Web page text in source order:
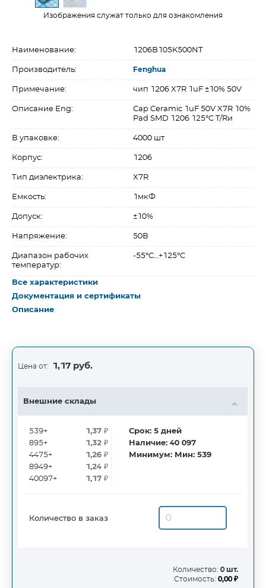
Изображения служат только для ознакомления
Наименование: 1206B105K500NT
Производитель: Fenghua
Примечание: чип 1206 X7R 1uF ±10% 50V
Описание Eng:
Cap Ceramic 1uF 50V X7R 10%
Pad SMD 1206 125°C T/Rи
В упаковке: 4000 шт
Корпус: 1206
Тип диэлектрика: X7R
Емкость: 1мкФ
Допуск: ±10%
Напряжение: 50В
Диапазон рабочих
температур:
-55°C…+125°C
Все характеристики
Документация и сертификаты
Описание
Цена от: 1,17 руб.
Внешние склады
539+
895+
4475+
8949+
40097+
1,37₽
1,32₽
1,26₽
1,24₽
1,17₽
Срок:5дней
Наличие:40 097
Минимум: Мин: 539
Количество в заказ
Количество: 0 шт.
Стоимость: 0,00 ₽